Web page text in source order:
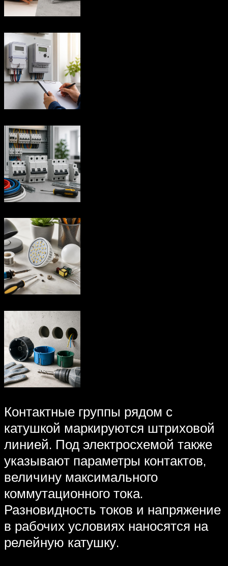
Контактные группы рядом с
катушкой маркируются штриховой
линией. Под электросхемой также
указывают параметры контактов,
величину максимального
коммутационного тока.
Разновидность токов и напряжение
в рабочих условиях наносятся на
релейную катушку.